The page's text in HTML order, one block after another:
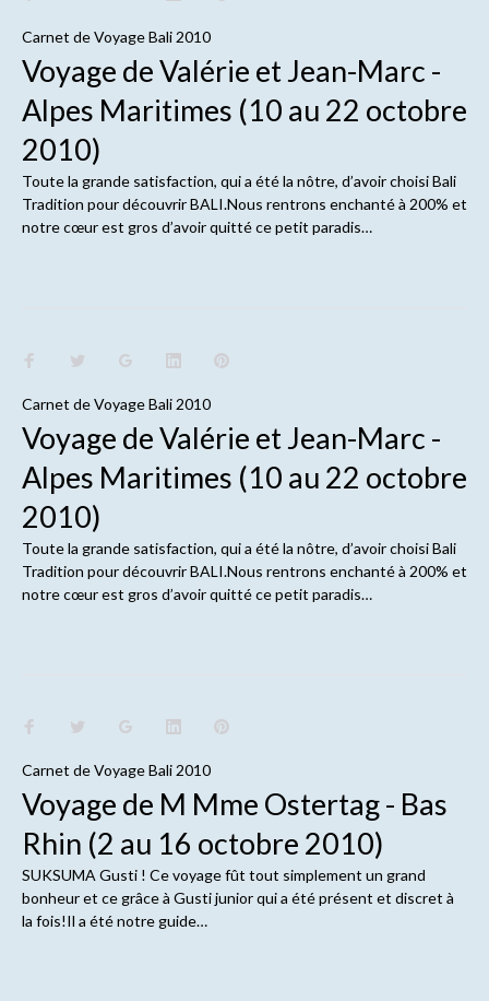
Carnet deVoyage Bali 2010
Voyage de Valérie et Jean-Marc -
Alpes Maritimes (10 au 22 octobre
2010)
Toute la grande satisfaction, qui a été la nôtre, d’avoir choisi Bali
Tradition pour découvrir BALI.Nous rentrons enchanté à 200% et
notre cœur est gros d’avoir quitté ce petit paradis…
Carnet deVoyage Bali 2010
Voyage de Valérie et Jean-Marc -
Alpes Maritimes (10 au 22 octobre
2010)
Toute la grande satisfaction, qui a été la nôtre, d’avoir choisi Bali
Tradition pour découvrir BALI.Nous rentrons enchanté à 200% et
notre cœur est gros d’avoir quitté ce petit paradis…
Carnet deVoyage Bali 2010
Voyage de M Mme Ostertag - Bas
Rhin (2 au 16 octobre 2010)
SUKSUMA Gusti ! Ce voyage fût tout simplement un grand
bonheur et ce grâce à Gusti junior qui a été présent et discret à
la fois!Il a été notre guide…